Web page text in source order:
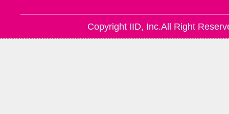
Copyright IID, Inc.All Right